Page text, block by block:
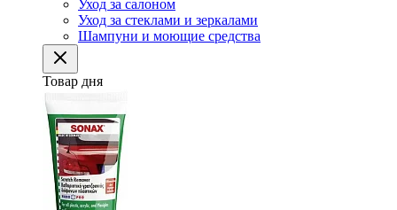
Уход за салоном
Уход за стеклами и зеркалами
Шампуни и моющие средства
Товар дня